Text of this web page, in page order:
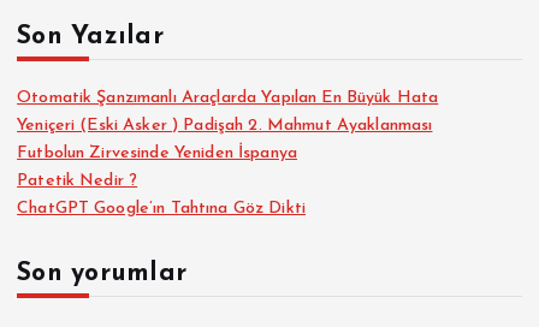
:Son Yazılar
Otomatik Şanzımanlı Araçlarda Yapılan En Büyük Hata
Yeniçeri (Eski Asker ) Padişah 2. Mahmut Ayaklanması
Futbolun Zirvesinde Yeniden İspanya
Patetik Nedir ?
ChatGPT Google’ın Tahtına Göz Dikti
Son yorumlar